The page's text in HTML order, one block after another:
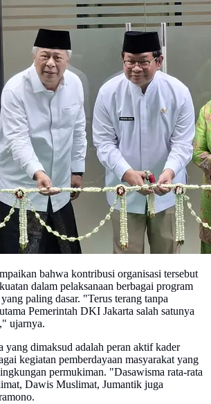
bahwa kontribusi organisasi tersebut
dalam pelaksanaan berbagai program
paling dasar. "Terus terang tanpa
Pemerintah DKI Jakarta salah satunya
ujarnya.
yang dimaksud adalah peran aktif kader
kegiatan pemberdayaan masyarakat yang
permukiman. "Dasawisma rata-rata
Dawis Muslimat, Jumantik juga